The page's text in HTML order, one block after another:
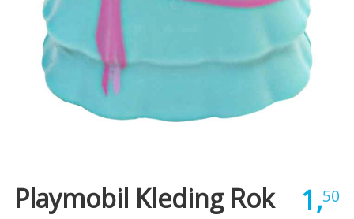
Playmobil Kleding Rok 1,50